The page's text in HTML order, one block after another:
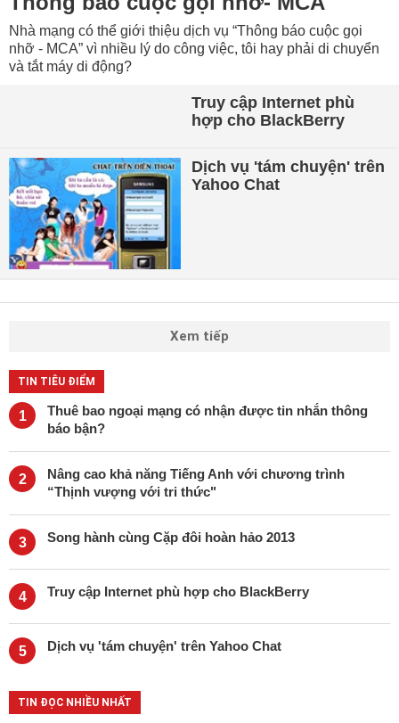
Nhà mạng có thể giới thiệu dịch vụ “Thông báo cuộc gọi
nhỡ - MCA” vì nhiều lý do công việc, tôi hay phải di chuyển
và tắt máy di động?
Truy cập Internet phù
hợp cho BlackBerry
Dịch vụ 'tám chuyện' trên
Yahoo Chat
Xem tiếp
TIN TIÊU ĐIỂM
1
Thuê bao ngoại mạng có nhận được tin nhắn thông
báo bận?
2
Nâng cao khả năng Tiếng Anh với chương trình
“Thịnh vượng với tri thức"
3 Song hành cùng Cặp đôi hoàn hảo 2013
4 Truy cập Internet phù hợp cho BlackBerry
5 Dịch vụ 'tám chuyện' trên Yahoo Chat
TIN ĐỌC NHIỀU NHẤT